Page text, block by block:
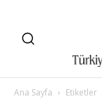
Ana Sayfa Etiketler